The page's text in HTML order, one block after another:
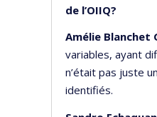
de l’OIIQ?
Amélie Blanchet
variables, ayant
n’était pas juste
identifiés.